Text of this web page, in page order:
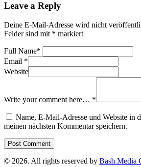
Leave a Reply
Deine E-Mail-Adresse wird nicht
Felder sind mit * markiert
Full Name*
Email *
Website
Write your comment here… *
Name, E-Mail-Adresse und Website in
meinen nächsten Kommentar speichern.
© 2026. All rights reserved by Bash.Media